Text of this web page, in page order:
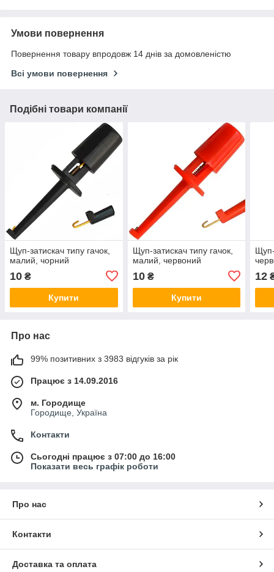
Умови повернення
Повернення товару впродовж 14 днів за домовленістю
Всі умови повернення
Подібні товари компанії
Щуп-затискач типу гачок,
малий, чорний
10 ₴
Купити
Щуп-затискач типу гачок,
малий, червоний
10₴
Купити
Щуп-
12
Про нас
99% позитивних з 3983 відгуків за рік
Працює з 14.09.2016
м. Городище
Городище, Україна
Контакти
Сьогодні працює з 07:00 до 16:00
Показати весь графік роботи
Про нас
Контакти
Доставка та оплата